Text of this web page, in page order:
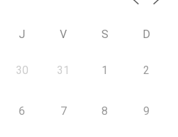
J V S D
30 31 1 2
6 7 8 9